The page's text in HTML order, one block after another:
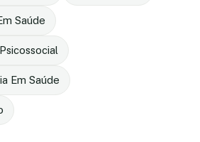
Saúde
Em Saúde